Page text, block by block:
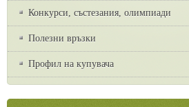
Конкурси, състезания, олимпиади
Полезни връзки
Профил на купувача